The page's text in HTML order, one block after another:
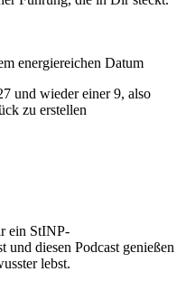
energiereichen Datum
und wieder einer 9, also
zu erstellen
ein StINP-
und diesen Podcast genießen
lebst.